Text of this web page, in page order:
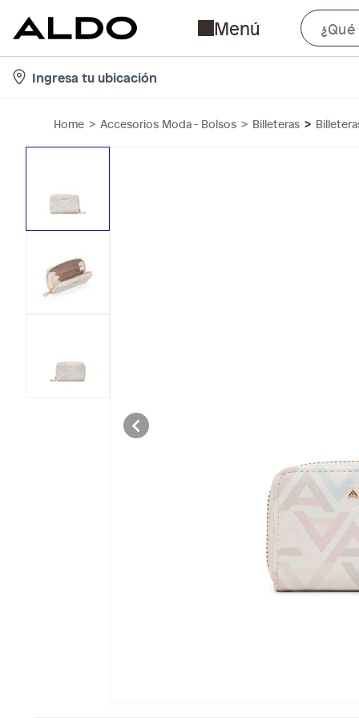
Menú
Ingresa tu ubicación
Home Accesorios Moda - Bolsos Billeteras